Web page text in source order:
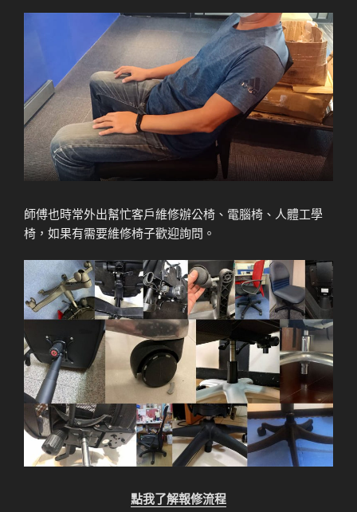
師傅也時常外出幫忙客戶維修辦公椅、電腦椅、人體工學
椅，如果有需要維修椅子歡迎詢問。
點我了解報修流程